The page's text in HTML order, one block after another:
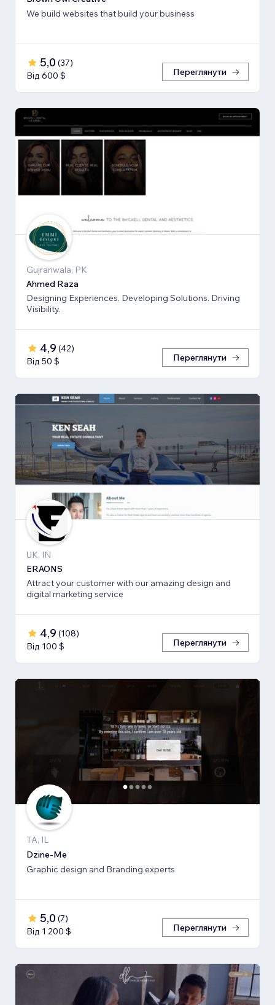
We build websites that build your business
5,0 (37)
Від 600 $
Переглянути
Gujranwala, PK
Ahmed Raza
Designing Experiences. Developing Solutions. Driving
Visibility.
4,9 (42)
Від 50 $
Переглянути
UK, IN
ERAONS
Attract your customer with our amazing design and
digital marketing service
4,9 (108)
Від 100 $
Переглянути
TA, IL
Dzine-Me
Graphic design and Branding experts
5,0 (7)
Від 1 200 $
Переглянути